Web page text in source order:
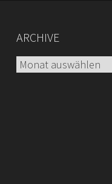
ARCHIVE
Archive